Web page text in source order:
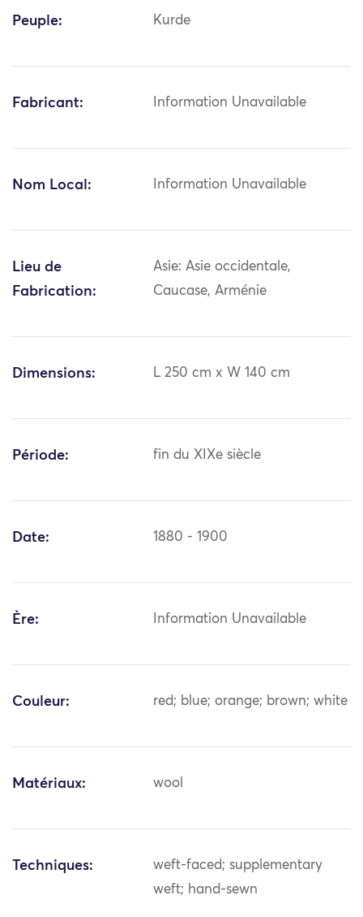
Peuple: Kurde
Fabricant: Information Unavailable
Nom Local: Information Unavailable
Lieu de
Fabrication:
Asie: Asie occidentale,
Caucase, Arménie
Dimensions: L 250 cm x W 140 cm
Période: fin du XIXe siècle
Date: 1880 - 1900
Ère: Information Unavailable
Couleur: red; blue; orange; brown; white
Matériaux: wool
Techniques:
weft-faced; supplementary
weft; hand-sewn